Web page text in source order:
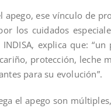
apego, ese vínculo de
los cuidados
explica que:
protección, leche
para su evolución”.
el apego son